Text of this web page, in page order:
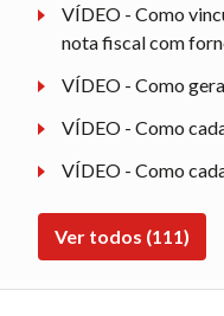
VÍDEO - Como
nota fiscal com
VÍDEO - Como
VÍDEO - Como
VÍDEO - Como
Ver todos (111)